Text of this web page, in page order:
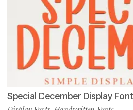
Special December Display Font